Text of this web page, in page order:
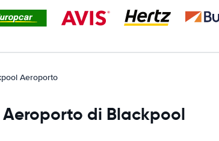
Aeroporto
di Blackpool